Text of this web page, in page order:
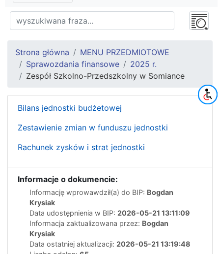
Strona główna
MENU PRZEDMIOTOWE
Sprawozdania finansowe
2025 r.
Zespół Szkolno-Przedszkolny w Somiance
Bilans jednostki budżetowej
Zestawienie zmian w funduszu jednostki
Rachunek zysków i strat jednostki
Informacje o dokumencie:
Informację wprowawdził(a) do BIP: Bogdan
Krysiak
Data udostępnienia w BIP: 2026-05-21 13:11:09
Informacja zaktualizowana przez: Bogdan
Krysiak
Data ostatniej aktualizacji: 2026-05-21 13:19:48